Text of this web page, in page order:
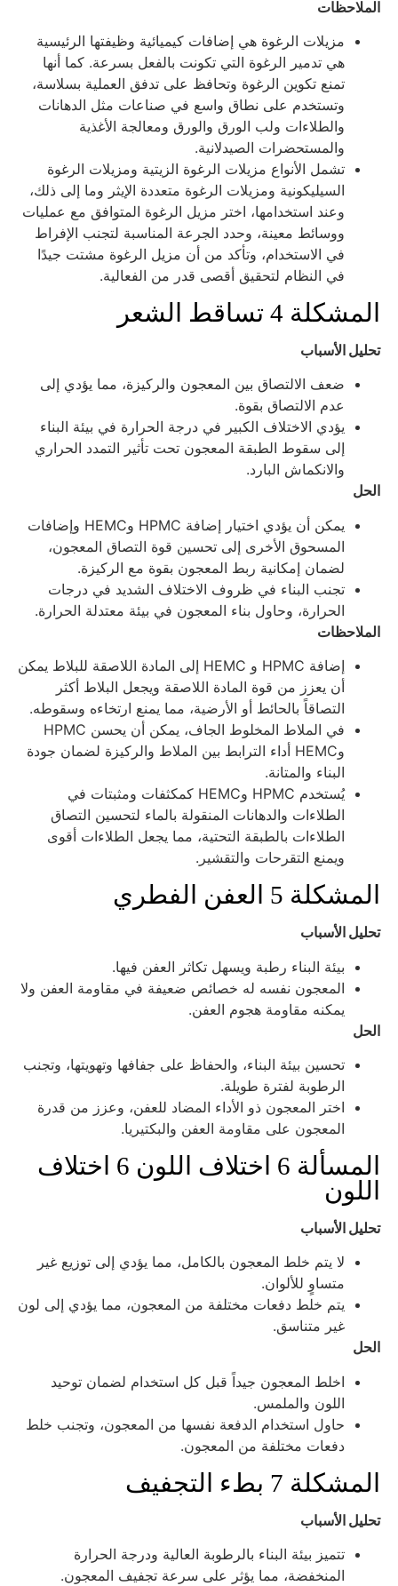
مزيلات الرغوة هي إضافات كيميائية وظيفتها الرئيسية
هي تدمير الرغوة التي تكونت بالفعل بسرعة. كما أنها
تمنع تكوين الرغوة وتحافظ على تدفق العملية بسلاسة،
وتستخدم على نطاق واسع في صناعات مثل الدهانات
والطلاءات ولب الورق والورق ومعالجة الأغذية
والمستحضرات الصيدلانية.
تشمل الأنواع مزيلات الرغوة الزيتية ومزيلات الرغوة
السيليكونية ومزيلات الرغوة متعددة الإيثر وما إلى ذلك،
وعند استخدامها، اختر مزيل الرغوة المتوافق مع عمليات
ووسائط معينة، وحدد الجرعة المناسبة لتجنب الإفراط
في الاستخدام، وتأكد من أن مزيل الرغوة مشتت جيدًا
في النظام لتحقيق أقصى قدر من الفعالية.
4 تساقط الشعر
الأسباب
ضعف الالتصاق بين المعجون والركيزة، مما يؤدي إلى
عدم الالتصاق بقوة.
يؤدي الاختلاف الكبير في درجة الحرارة في بيئة البناء
إلى سقوط الطبقة المعجون تحت تأثير التمدد الحراري
والانكماش البارد.
يمكن أن يؤدي اختيار إضافة HPMC وHEMC وإضافات
المسحوق الأخرى إلى تحسين قوة التصاق المعجون،
لضمان إمكانية ربط المعجون بقوة مع الركيزة.
تجنب البناء في ظروف الاختلاف الشديد في درجات
الحرارة، وحاول بناء المعجون في بيئة معتدلة الحرارة.
إضافة HPMC و HEMC إلى المادة اللاصقة للبلاط يمكن
أن يعزز من قوة المادة اللاصقة ويجعل البلاط أكثر
التصاقاً بالحائط أو الأرضية، مما يمنع ارتخاءه وسقوطه.
في الملاط المخلوط الجاف، يمكن أن يحسن HPMC
وHEMC أداء الترابط بين الملاط والركيزة لضمان جودة
البناء والمتانة.
يُستخدم HPMC وHEMC كمكثفات ومثبتات في
الطلاءات والدهانات المنقولة بالماء لتحسين التصاق
الطلاءات بالطبقة التحتية، مما يجعل الطلاءات أقوى
ويمنع التقرحات والتقشير.
5 العفن الفطري
الأسباب
بيئة البناء رطبة ويسهل تكاثر العفن فيها.
المعجون نفسه له خصائص ضعيفة في مقاومة العفن ولا
يمكنه مقاومة هجوم العفن.
تحسين بيئة البناء، والحفاظ على جفافها وتهويتها، وتجنب
الرطوبة لفترة طويلة.
اختر المعجون ذو الأداء المضاد للعفن، وعزز من قدرة
المعجون على مقاومة العفن والبكتيريا.
المسألة 6 اختلاف اللون 6 اختلاف
الأسباب
لا يتم خلط المعجون بالكامل، مما يؤدي إلى توزيع غير
متساوٍ للألوان.
يتم خلط دفعات مختلفة من المعجون، مما يؤدي إلى لون
غير متناسق.
اخلط المعجون جيداً قبل كل استخدام لضمان توحيد
اللون والملمس.
حاول استخدام الدفعة نفسها من المعجون، وتجنب خلط
دفعات مختلفة من المعجون.
7 بطء التجفيف
الأسباب
تتميز بيئة البناء بالرطوبة العالية ودرجة الحرارة
المنخفضة، مما يؤثر على سرعة تجفيف المعجون.